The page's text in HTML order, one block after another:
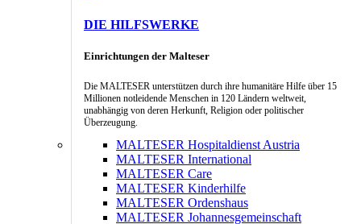
DIE HILFSWERKE
Einrichtungen der Malteser
Die MALTESER unterstützen durch ihre humanitäre Hilfe über 15
Millionen notleidende Menschen in 120 Ländern weltweit,
unabhängig von deren Herkunft, Religion oder politischer
Überzeugung.
MALTESER Hospitaldienst Austria
MALTESER International
MALTESER Care
MALTESER Kinderhilfe
MALTESER Ordenshaus
MALTESER Johannesgemeinschaft